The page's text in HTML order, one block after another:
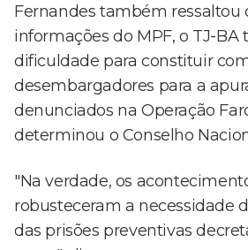
Fernandes também ressaltou
informações do MPF, o TJ-
dificuldade para constituir
desembargadores para a
denunciados na Operação
determinou o Conselho
"Na verdade, os
robusteceram a necessidade
das prisões preventivas